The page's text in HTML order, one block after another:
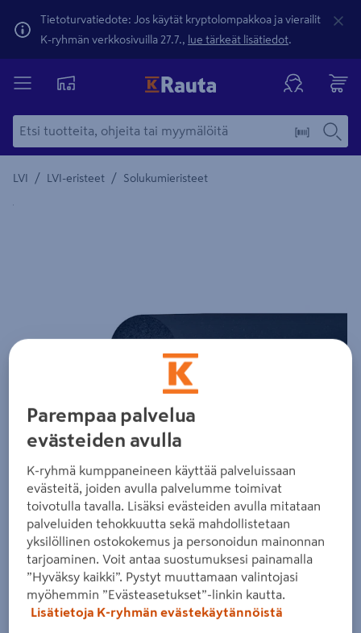
Tietoturvatiedote: Jos käytät kryptolompakkoa ja vierailit
K-ryhmän verkkosivuilla 27.7., lue tärkeät lisätiedot.
LVI / LVI-eristeet / Solukumieristeet
Yksityiskohtainen kuvaus löytyy Tuotteen kuvaus -
Zoomaa kuvaa sormilla kosketusnäytöllä
Parempaa palvelua
evästeiden avulla
K-ryhmä kumppaneineen käyttää palveluissaan
evästeitä, joiden avulla palvelumme toimivat
toivotulla tavalla. Lisäksi evästeiden avulla mitataan
palveluiden tehokkuutta sekä mahdollistetaan
yksilöllinen ostokokemus ja personoidun mainonnan
tarjoaminen. Voit antaa suostumuksesi painamalla
”Hyväksy kaikki”. Pystyt muuttamaan valintojasi
myöhemmin ”Evästeasetukset”-linkin kautta.
Lisätietoja K-ryhmän evästekäytännöistä